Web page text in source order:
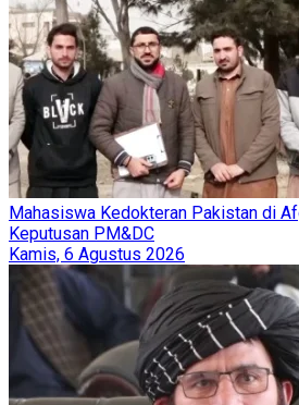
Mahasiswa Kedokteran Pakistan di
Keputusan PM&DC
Kamis, 6 Agustus 2026